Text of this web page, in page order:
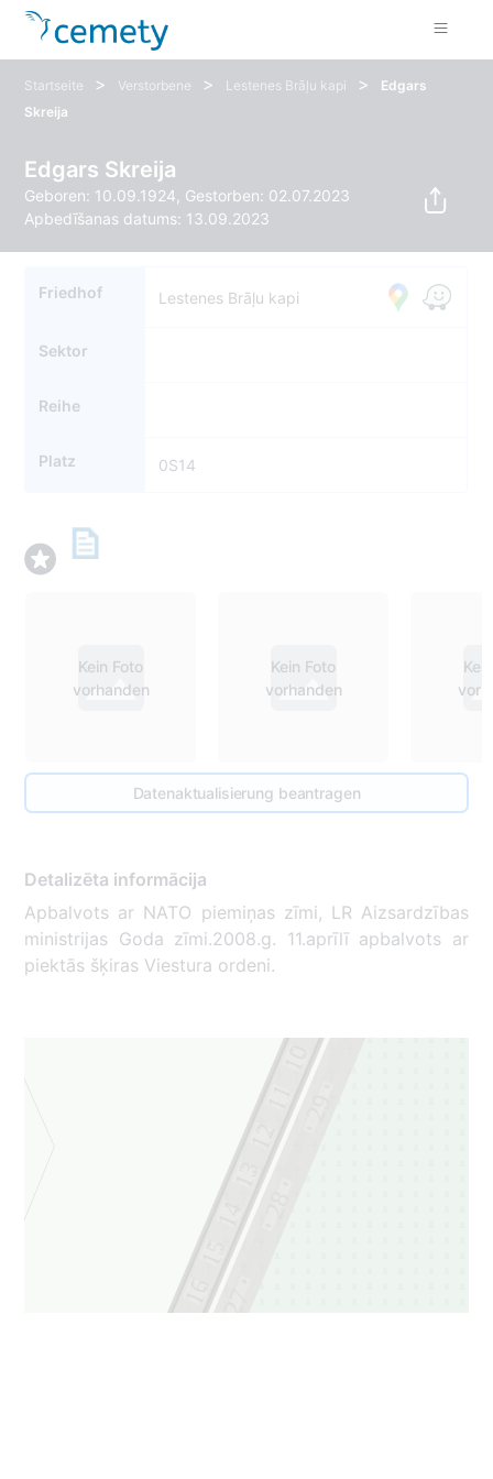
Startseite > Verstorbene > Lestenes Brāļu kapi >
Edgars
Skreija
Edgars Skreija
Geboren: 10.09.1924, Gestorben: 02.07.2023
Apbedīšanas datums: 13.09.2023
Friedhof Lestenes Brāļu kapi
Sektor
Reihe
Platz 0S14
Kein Foto
vorhanden
Kein Foto
vorhanden
Datenaktualisierung beantragen
Detalizēta informācija
Apbalvots ar NATO piemiņas zīmi, LR Aizsardzības
ministrijas Goda zīmi.2008.g. 11.aprīlī apbalvots ar
piektās šķiras Viestura ordeni.
16
15
14
13
12
11
10